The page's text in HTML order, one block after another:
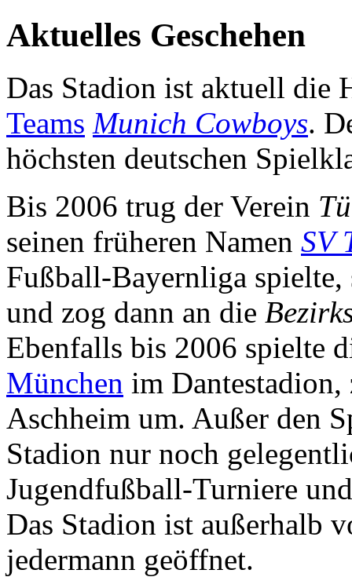
Aktuelles Geschehen
Das Stadion ist aktuell die
Teams Munich Cowboys.
höchsten deutschen
Bis 2006 trug der Verein
seinen früheren Namen SV
Fußball-Bayernliga
und zog dann an die
Ebenfalls bis 2006 spielte
München im
Aschheim um. Außer den
Stadion nur noch
Jugendfußball-Turniere
Das Stadion ist außerhalb
jedermann geöffnet.